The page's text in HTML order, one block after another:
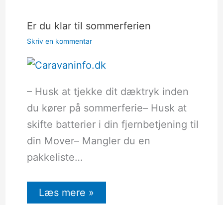
Er du klar til sommerferien
Skriv en kommentar
– Husk at tjekke dit dæktryk inden
du kører på sommerferie– Husk at
skifte batterier i din fjernbetjening til
din Mover– Mangler du en
pakkeliste…
Læs mere »